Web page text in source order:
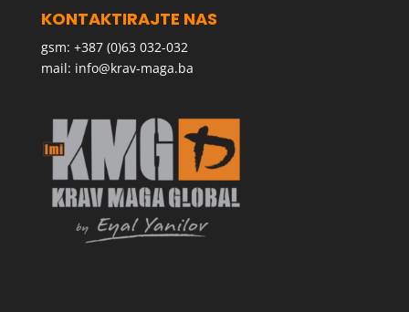
KONTAKTIRAJTE NAS
gsm: +387 (0)63 032-032
mail: info@krav-maga.ba